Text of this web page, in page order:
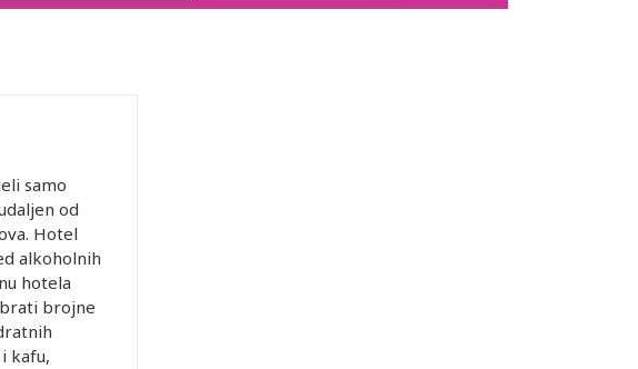
samo
od
Hotel
alkoholnih
hotela
brojne
kafu,